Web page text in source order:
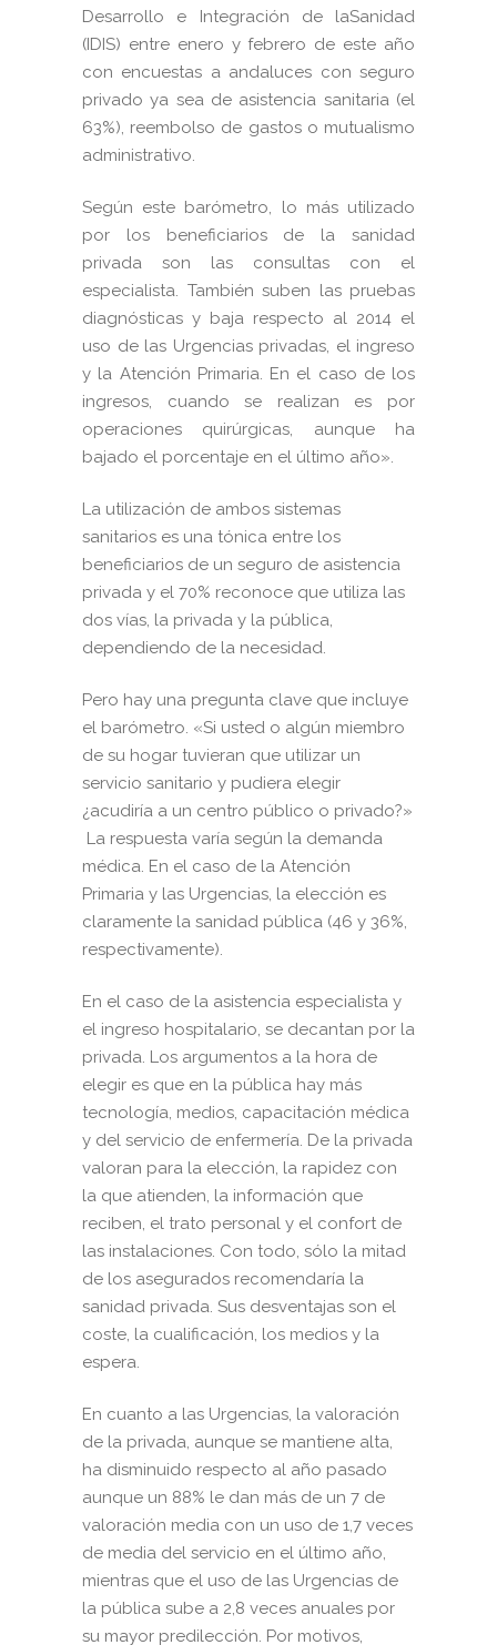
Desarrollo e Integración de laSanidad
(IDIS) entre enero y febrero de este año
con encuestas a andaluces con seguro
privado ya sea de asistencia sanitaria (el
63%), reembolso de gastos o mutualismo
administrativo.
Según este barómetro, lo más utilizado
por los beneficiarios de la sanidad
privada son las consultas con el
especialista. También suben las pruebas
diagnósticas y baja respecto al 2014 el
uso de las Urgencias privadas, el ingreso
y la Atención Primaria. En el caso de los
ingresos, cuando se realizan es por
operaciones quirúrgicas, aunque ha
bajado el porcentaje en el último año».
La utilización de ambos sistemas
sanitarios es una tónica entre los
beneficiarios de un seguro de asistencia
privada y el 70% reconoce que utiliza las
dos vías, la privada y la pública,
dependiendo de la necesidad.
Pero hay una pregunta clave que incluye
el barómetro. «Si usted o algún miembro
de su hogar tuvieran que utilizar un
servicio sanitario y pudiera elegir
¿acudiría a un centro público o privado?»
La respuesta varía según la demanda
médica. En el caso de la Atención
Primaria y las Urgencias, la elección es
claramente la sanidad pública (46 y 36%,
respectivamente).
En el caso de la asistencia especialista y
el ingreso hospitalario, se decantan por la
privada. Los argumentos a la hora de
elegir es que en la pública hay más
tecnología, medios, capacitación médica
y del servicio de enfermería. De la privada
valoran para la elección, la rapidez con
la que atienden, la información que
reciben, el trato personal y el confort de
las instalaciones. Con todo, sólo la mitad
de los asegurados recomendaría la
sanidad privada. Sus desventajas son el
coste, la cualificación, los medios y la
espera.
En cuanto a las Urgencias, la valoración
de la privada, aunque se mantiene alta,
ha disminuido respecto al año pasado
aunque un 88% le dan más de un 7 de
valoración media con un uso de 1,7 veces
de media del servicio en el último año,
mientras que el uso de las Urgencias de
la pública sube a 2,8 veces anuales por
su mayor predilección. Por motivos,